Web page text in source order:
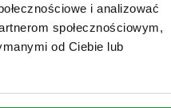
i analizować
społecznościowym,
od Ciebie lub
CAD
Dostępność